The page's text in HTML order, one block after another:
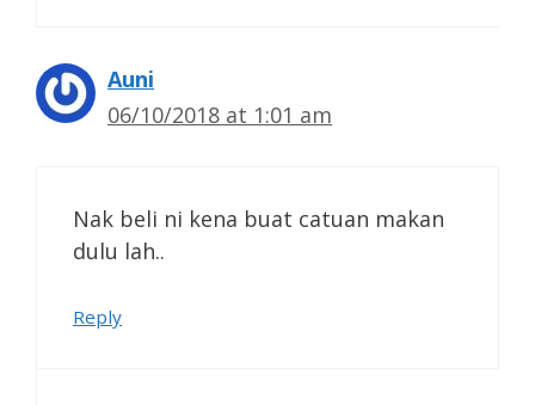
Auni
06/10/2018 at 1:01 am
Nak beli ni kena buat catuan makan
dulu lah..
Reply